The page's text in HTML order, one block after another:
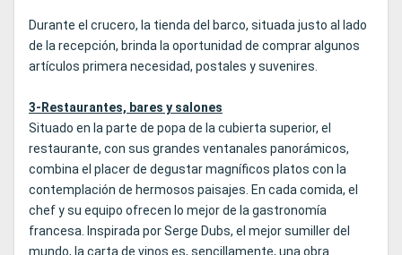
Durante el crucero, la tienda del barco, situada justo al lado
de la recepción, brinda la oportunidad de comprar algunos
artículos primera necesidad, postales y suvenires.
3-Restaurantes, bares y salones
Situado en la parte de popa de la cubierta superior, el
restaurante, con sus grandes ventanales panorámicos,
combina el placer de degustar magníficos platos con la
contemplación de hermosos paisajes. En cada comida, el
chef y su equipo ofrecen lo mejor de la gastronomía
francesa. Inspirada por Serge Dubs, el mejor sumiller del
mundo, la carta de vinos es, sencillamente, una obra